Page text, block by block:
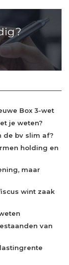
Box 3-wet
je weten?
de bv slim af?
holding en
maar
wint zaak
van